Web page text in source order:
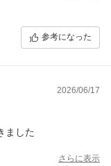
参考になった
2026/06/17
ました
さらに表示